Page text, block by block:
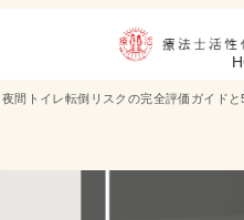
間トイレ転倒リスクの完全評価ガイド